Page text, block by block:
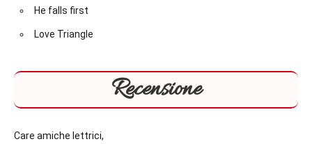
He falls first
Love Triangle
Recensione
Care amiche lettrici,